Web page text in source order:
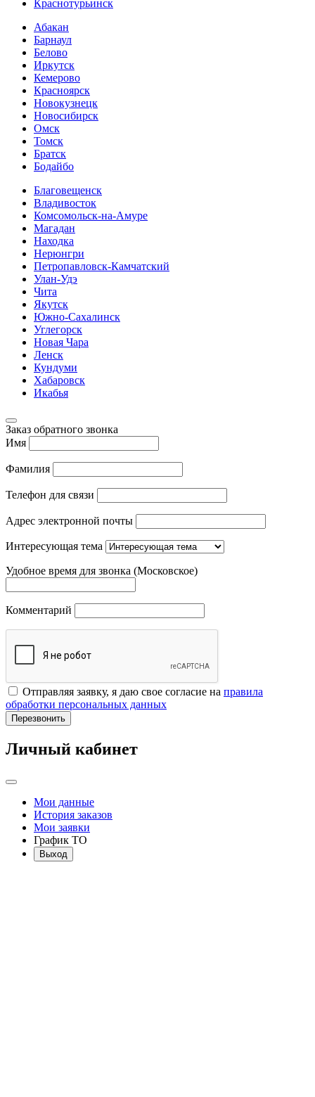
Краснотурьинск
Абакан
Барнаул
Белово
Иркутск
Кемерово
Красноярск
Новокузнецк
Новосибирск
Омск
Томск
Братск
Бодайбо
Благовещенск
Владивосток
Комсомольск-на-Амуре
Магадан
Находка
Нерюнгри
Петропавловск-Камчатский
Улан-Удэ
Чита
Якутск
Южно-Сахалинск
Углегорск
Новая Чара
Ленск
Кундуми
Хабаровск
Икабья
Заказ обратного звонка
Имя
Фамилия
Телефон для связи
Адрес электронной почты
Интересующая тема
Удобное время для звонка (Московское)
Комментарий
Отправляя заявку, я даю свое согласие на правила
обработки персональных данных
Перезвонить
Личный кабинет
Мои данные
История заказов
Мои заявки
График ТО
Выход